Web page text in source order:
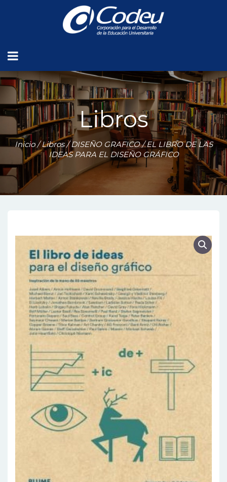
Libros
Inicio/Libros/DISEÑO GRAFICO/ EL LIBRO DE LAS
IDEAS PARA EL DISEÑO GRÁFICO